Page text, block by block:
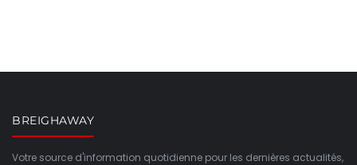
BREIGHAWAY
Votre source d'information quotidienne pour les dernières actualités,